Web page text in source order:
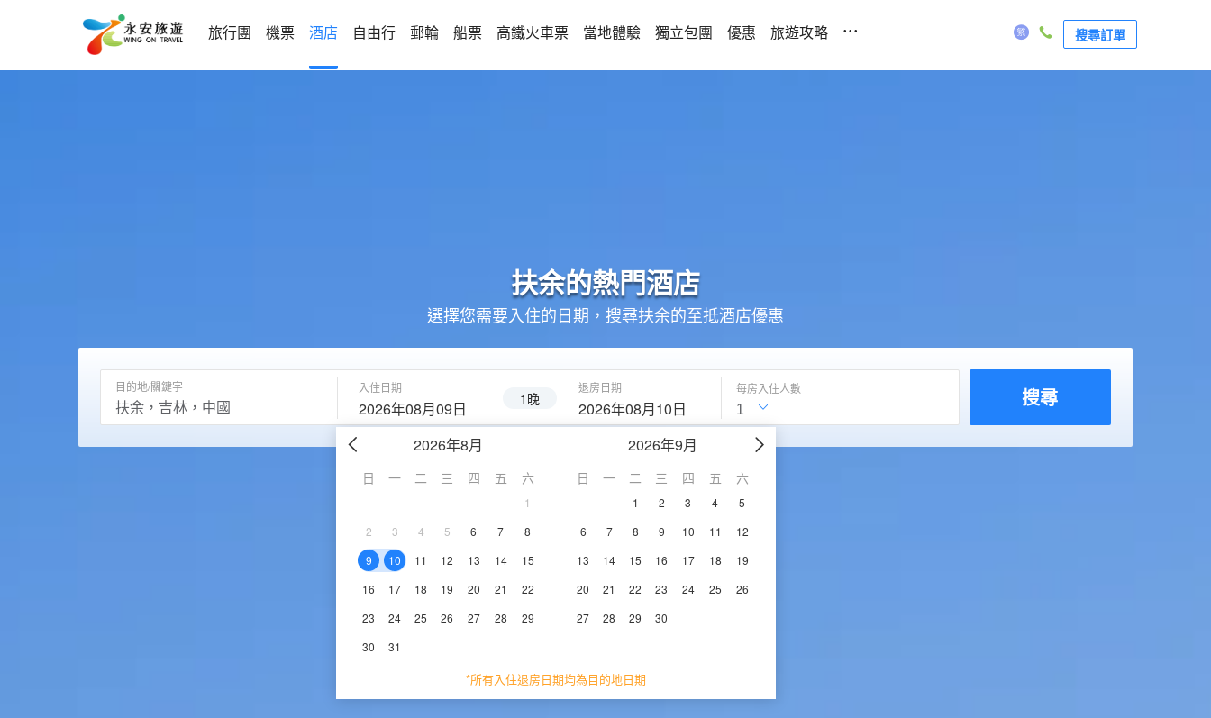
旅行團 機票 酒店 自由行 郵輪 船票 高鐵火車票 當地體驗 獨立包團 優惠 旅遊攻略 ... 搜尋訂單
扶余的熱門酒店
選擇您需要入住的日期，搜尋扶余的至抵酒店優惠
目的地/關鍵字 入住日期
2026年08月09日 1晚
退房日期
2026年08月10日
2026年8月
日 一 二 三 四 五 六
1
2
3 4 5 6 7
8
9
10 11 12 13 14
15
16
17 18 19 20 21
22
23
24 25 26 27 28
29
30
31
2026年9月
日 一 二 三 四 五 六
1 2 3 4
5
6
7 8 9 10 11
12
13
14 15 16 17 18
19
20
21 22 23 24 25
26
27
28 29 30
*所有入住退房日期均為目的地日期
每房入住人數 搜尋